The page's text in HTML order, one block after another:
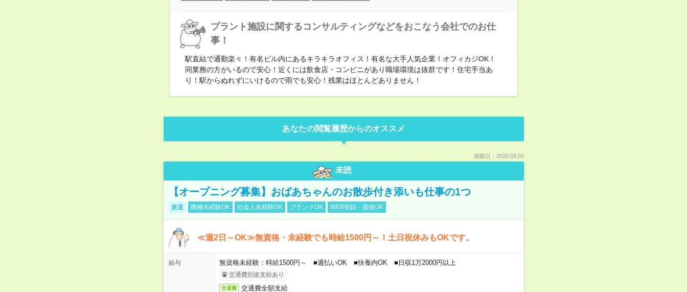
プラント施設に関するコンサルティングなどをおこなう会社でのお仕
事！
駅直結で通勤楽々！有名ビル内にあるキラキラオフィス！有名な大手人気企業！オフィカジOK！
同業務の方がいるので安心！近くには飲食店・コンビニがあり職場環境は抜群です！住宅手当あ
り！駅からぬれずにいけるので雨でも安心！残業はほとんどありません！
あなたの閲覧履歴からのオススメ
掲載日：2026.08.03
未読
【オープニング募集】おばあちゃんのお散歩付き添いも仕事の1つ
派遣 職種未経験OK 社会人未経験OK ブランクOK WEB登録・面接OK
≪週2日～OK≫無資格・未経験でも時給1500円～！土日祝休みもOKです。
給与 無資格未経験：時給1500円～ ■週払いOK ■扶養内OK ■日収1万2000円以上
交通費別途支給あり
交通費 交通費全額支給